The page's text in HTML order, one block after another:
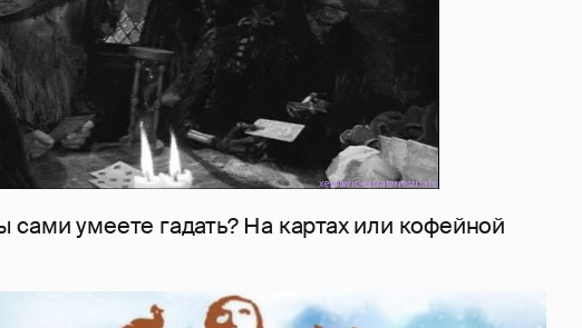
умеете гадать? На картах или кофейной